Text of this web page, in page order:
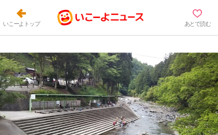
いこーよトップ あとで読む